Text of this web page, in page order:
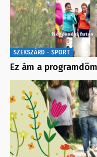
SZEKSZÁRD - SPORT
Ez ám a